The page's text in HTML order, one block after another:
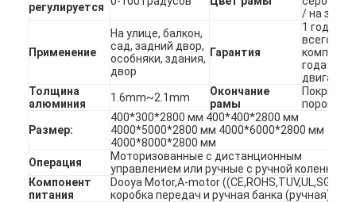
регулируется
/ на заказ
Применение
На улице, балкон,
сад, задний двор,
особняки, здания,
двор
Гарантия
1 год для
всего
года для
Толщина
алюминия
1.6mm~2.1mm
Окончание
рамы
Покрытие
порошком
Размер:
400*300*2800 мм 400*400*2800 мм
4000*5000*2800 мм 4000*6000*2800 мм
4000*8000*2800 мм
Операция
Моторизованные с дистанционным
управлением или ручные с ручной коленкой
Компонент
питания
Dooya Motor,A-motor ((CE,ROHS,TUV,UL,SGS))
коробка передач и ручная банка (ручная)